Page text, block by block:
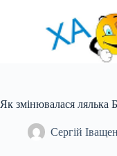
Як змінювалася лялька
Сергій